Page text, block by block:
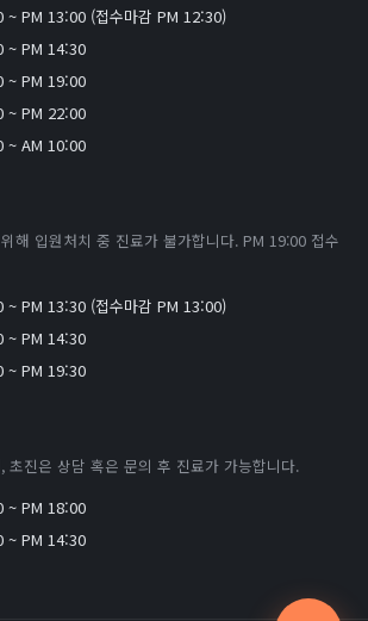
~ PM 13:00 (접수마감 PM 12:30)
~ PM 14:30
~ PM 19:00
~ PM 22:00
~ AM 10:00
해 입원처치 중 진료가 불가합니다. PM 19:00 접수
~ PM 13:30 (접수마감 PM 13:00)
~ PM 14:30
~ PM 19:30
초진은 상담 혹은 문의 후 진료가 가능합니다.
~ PM 18:00
~ PM 14:30